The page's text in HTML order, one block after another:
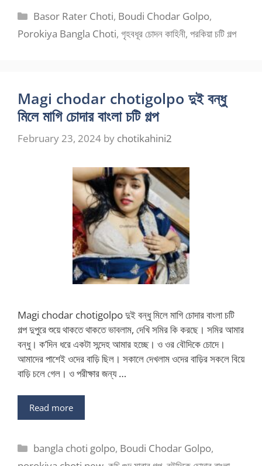
Categories
Basor Rater Choti, Boudi Chodar Golpo,
Porokiya Bangla Choti, গৃহবধূর চোদন কাহিনী, পরকিয়া চটি গল্প
Magi chodar chotigolpo দুই বন্ধু
মিলে মাগি চোদার বাংলা চটি গল্প
February 23, 2024 by chotikahini2
Magi chodar chotigolpo দুই বন্ধু মিলে মাগি চোদার বাংলা চটি
গল্প দুপুরে শুয়ে থাকতে থাকতে ভাবলাম, দেখি সমির কি করছে। সমির আমার
বন্ধু। ক’দিন ধরে একটা সন্দেহ আমার হচ্ছে। ও ওর বৌদিকে চোদে।
আমাদের পাশেই ওদের বাড়ি ছিল। সকালে দেখলাম ওদের বাড়ির সকলে বিয়ে
বাড়ি চলে গেল। ও পরীক্ষার জন্য …
Read more
Categories
bangla choti golpo, Boudi Chodar Golpo,